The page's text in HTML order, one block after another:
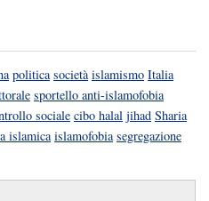
politica società islamismo Italia
sportello anti-islamofobia
sociale cibo halal jihad Sharia
islamica islamofobia segregazione